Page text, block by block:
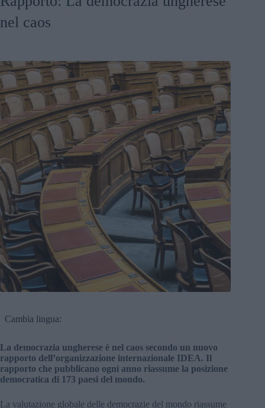
nel caos
Cambia lingua:
La democrazia ungherese è nel caos secondo un nuovo
rapporto dell’organizzazione internazionale IDEA. Il
rapporto che pubblicano ogni anno riassume la posizione
democratica di 173 paesi del mondo.
La valutazione globale delle democrazie del mondo riassume